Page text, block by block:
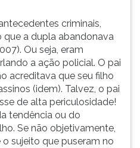
criminais,
que a dupla abandonava
Ou seja, eram
a ação policial. O pai
acreditava que seu filho
(idem). Talvez, o pai
de alta periculosidade!
tendência ou do
Se não objetivamente,
sujeito que puseram no